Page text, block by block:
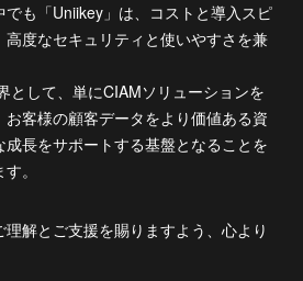
も「Uniikey」は、コストと導入スピ
度なセキュリティと使いやすさを兼
として、単にCIAMソリューションを
客様の顧客データをより価値ある資
長をサポートする基盤となることを
。
解とご支援を賜りますよう、心より